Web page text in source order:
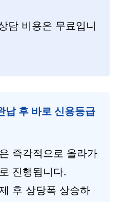
담 비용은 무료입니
납 후 바로 신용등급
즉각적으로 올라가
진행됩니다.
후 상당폭 상승하